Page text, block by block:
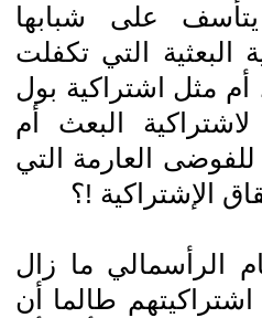
يتأسف على شبابها
التي تكفلت
أم مثل اشتراكية بول
البعث أم
العارمة التي
الإشتراكية !؟
الرأسمالي ما زال
طالما أن